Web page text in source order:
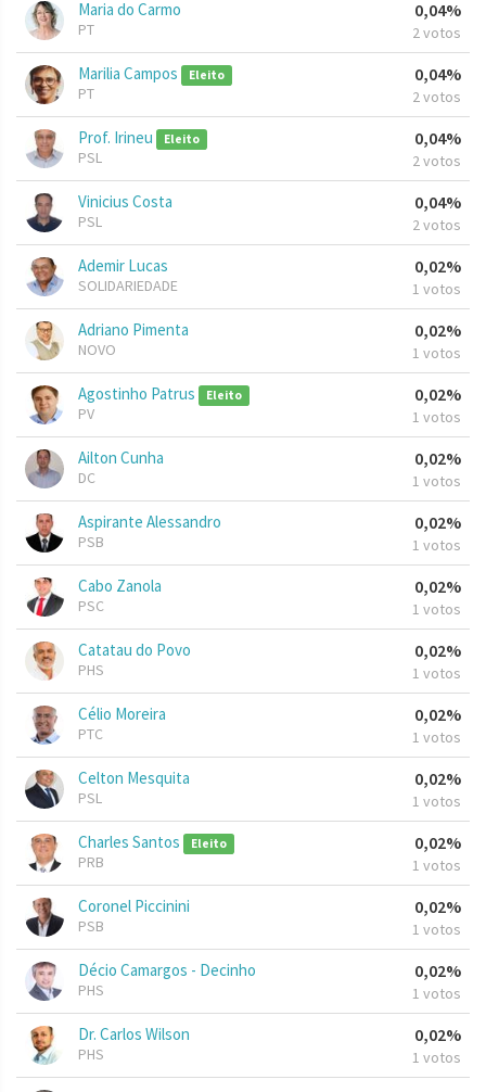
Maria do Carmo
PT
0,04%
2 votos
Marilia Campos Eleito
PT
0,04%
2 votos
Prof. Irineu Eleito
PSL
0,04%
2 votos
Vinicius Costa
PSL
0,04%
2 votos
Ademir Lucas
SOLIDARIEDADE
0,02%
1 votos
Adriano Pimenta
NOVO
0,02%
1 votos
Agostinho Patrus Eleito
PV
0,02%
1 votos
Ailton Cunha
DC
0,02%
1 votos
Aspirante Alessandro
PSB
0,02%
1 votos
Cabo Zanola
PSC
0,02%
1 votos
Catatau do Povo
PHS
0,02%
1 votos
Célio Moreira
PTC
0,02%
1 votos
Celton Mesquita
PSL
0,02%
1 votos
Charles Santos Eleito
PRB
0,02%
1 votos
Coronel Piccinini
PSB
0,02%
1 votos
Décio Camargos - Decinho
PHS
0,02%
1 votos
Dr. Carlos Wilson
PHS
0,02%
1 votos